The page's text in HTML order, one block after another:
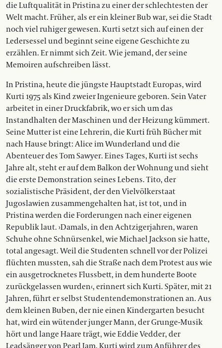
die Luftqualität in Pristina zu einer der schlechtesten der
Welt macht. Früher, als er ein kleiner Bub war, sei die Stadt
noch viel ruhiger gewesen. Kurti setzt sich auf einen der
Ledersessel und beginnt seine eigene Geschichte zu
erzählen. Er nimmt sich Zeit. Wie jemand, der seine
Memoiren aufschreiben lässt.
In Pristina, heute die jüngste Hauptstadt Europas, wird
Kurti 1975 als Kind zweier Ingenieure geboren. Sein Vater
arbeitet in einer Druckfabrik, wo er sich um das
Instandhalten der Maschinen und der Heizung kümmert.
Seine Mutter ist eine Lehrerin, die Kurti früh Bücher mit
nach Hause bringt: Alice im Wunderland und die
Abenteuer des Tom Sawyer. Eines Tages, Kurti ist sechs
Jahre alt, steht er auf dem Balkon der Wohnung und sieht
die erste Demonstration seines Lebens. Tito, der
sozialistische Präsident, der den Vielvölkerstaat
Jugoslawien zusammengehalten hat, ist tot, und in
Pristina werden die Forderungen nach einer eigenen
Republik laut. ›Damals, in den Achtzigerjahren, waren
Schuhe ohne Schnürsenkel, wie Michael Jackson sie hatte,
total angesagt. Weil die Studenten schnell vor der Polizei
flüchten mussten, sah die Straße nach dem Protest aus wie
ein ausgetrocknetes Flussbett, in dem hunderte Boote
zurückgelassen wurden‹, erinnert sich Kurti. Später, mit 21
Jahren, führt er selbst Studentendemonstrationen an. Aus
dem kleinen Buben, der nie einen Kindergarten besucht
hat, wird ein wütender junger Mann, der Grunge-Musik
hört und lange Haare trägt, wie Eddie Vedder, der